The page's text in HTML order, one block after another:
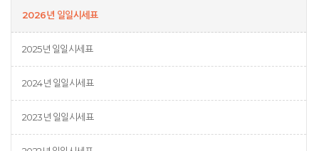
2026년 일일시세표
2025년 일일시세표
2024년 일일시세표
2023년 일일시세표